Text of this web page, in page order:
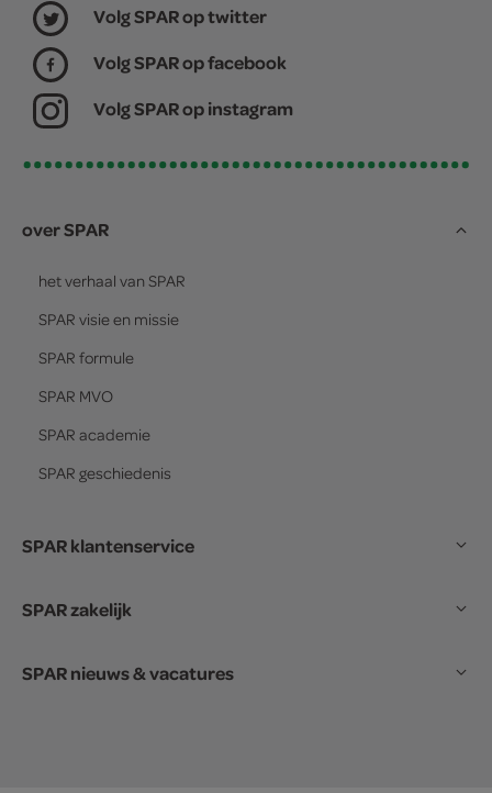
Volg SPAR op twitter
Volg SPAR op facebook
Volg SPAR op instagram
over SPAR
het verhaal van SPAR
SPAR visie en missie
SPAR formule
SPAR MVO
SPAR academie
SPAR geschiedenis
SPAR klantenservice
SPAR zakelijk
SPAR nieuws & vacatures